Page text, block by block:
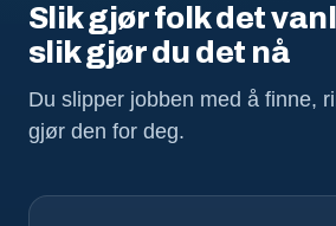
Slik gjør folk det
slik gjør du det nå
Du slipper jobben med å finne,
gjør den for deg.